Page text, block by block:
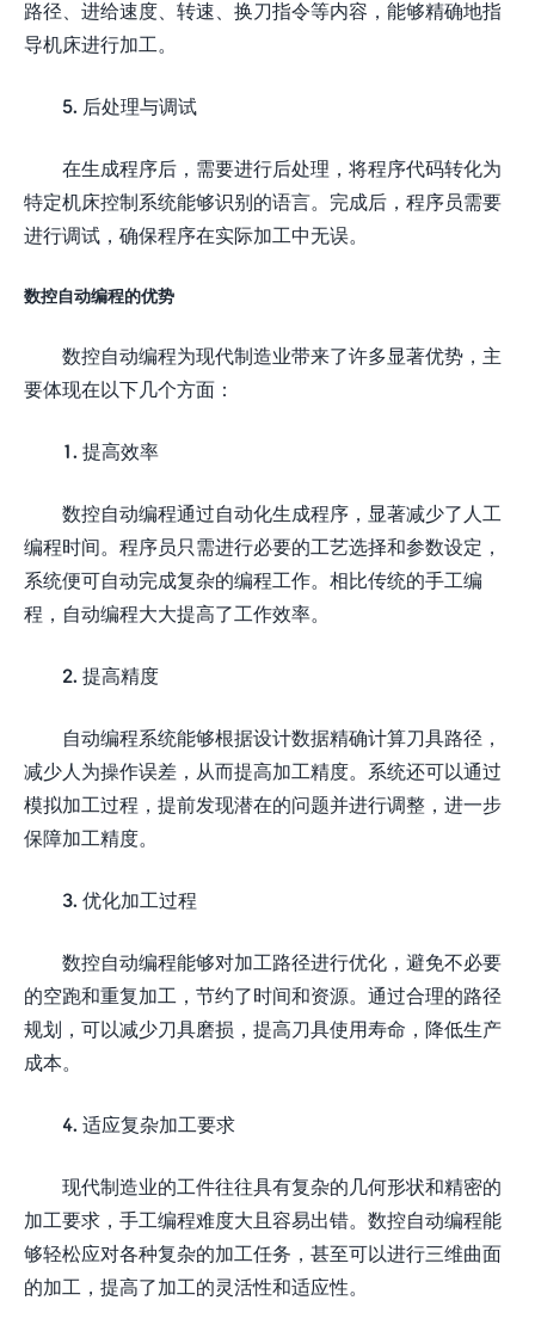
路径、进给速度、转速、换刀指令等内容，能够精确地指
导机床进行加工。
5. 后处理与调试
在生成程序后，需要进行后处理，将程序代码转化为
特定机床控制系统能够识别的语言。完成后，程序员需要
进行调试，确保程序在实际加工中无误。
数控自动编程的优势
数控自动编程为现代制造业带来了许多显著优势，主
要体现在以下几个方面：
1. 提高效率
数控自动编程通过自动化生成程序，显著减少了人工
编程时间。程序员只需进行必要的工艺选择和参数设定，
系统便可自动完成复杂的编程工作。相比传统的手工编
程，自动编程大大提高了工作效率。
2. 提高精度
自动编程系统能够根据设计数据精确计算刀具路径，
减少人为操作误差，从而提高加工精度。系统还可以通过
模拟加工过程，提前发现潜在的问题并进行调整，进一步
保障加工精度。
3. 优化加工过程
数控自动编程能够对加工路径进行优化，避免不必要
的空跑和重复加工，节约了时间和资源。通过合理的路径
规划，可以减少刀具磨损，提高刀具使用寿命，降低生产
成本。
4. 适应复杂加工要求
现代制造业的工件往往具有复杂的几何形状和精密的
加工要求，手工编程难度大且容易出错。数控自动编程能
够轻松应对各种复杂的加工任务，甚至可以进行三维曲面
的加工，提高了加工的灵活性和适应性。